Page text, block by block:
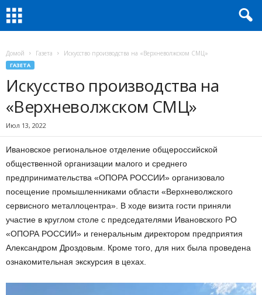
Домой Газета Искусство производства на «Верхневолжском СМЦ»
ГАЗЕТА
Искусство производства на
«Верхневолжском СМЦ»
Июл 13, 2022
Ивановское региональное отделение общероссийской
общественной организации малого и среднего
предпринимательства «ОПОРА РОССИИ» организовало
посещение промышленниками области «Верхневолжского
сервисного металлоцентра». В ходе визита гости приняли
участие в круглом столе с председателями Ивановского РО
«ОПОРА РОССИИ» и генеральным директором предприятия
Александром Дроздовым. Кроме того, для них была проведена
ознакомительная экскурсия в цехах.